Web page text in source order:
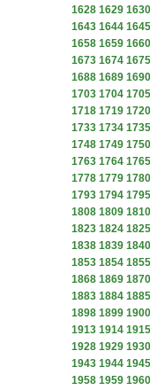
1628 1629 1630
1643 1644 1645
1658 1659 1660
1673 1674 1675
1688 1689 1690
1703 1704 1705
1718 1719 1720
1733 1734 1735
1748 1749 1750
1763 1764 1765
1778 1779 1780
1793 1794 1795
1808 1809 1810
1823 1824 1825
1838 1839 1840
1853 1854 1855
1868 1869 1870
1883 1884 1885
1898 1899 1900
1913 1914 1915
1928 1929 1930
1943 1944 1945
1958 1959 1960